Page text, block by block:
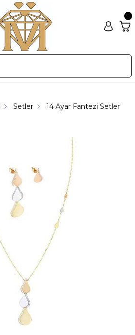
Setler
14 Ayar Fantezi Setler